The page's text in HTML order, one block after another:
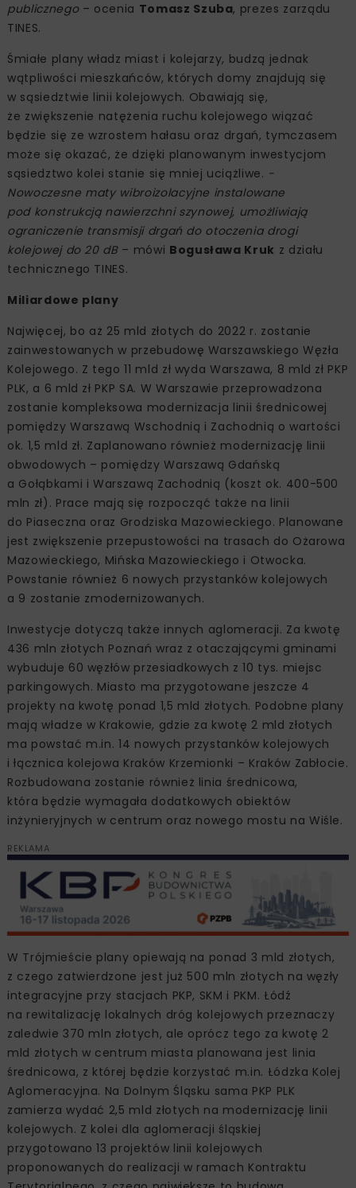
publicznego– ocenia Tomasz Szuba, prezes zarządu
TINES.
Śmiałe plany władz miast i kolejarzy, budzą jednak
wątpliwości mieszkańców, których domy znajdują się
w sąsiedztwie linii kolejowych. Obawiają się,
że zwiększenie natężenia ruchu kolejowego wiązać
będzie się ze wzrostem hałasu oraz drgań, tymczasem
może się okazać, że dzięki planowanym inwestycjom
sąsiedztwo kolei stanie się mniej uciążliwe. -
Nowoczesne maty wibroizolacyjne instalowane
pod konstrukcją nawierzchni szynowej, umożliwiają
ograniczenie transmisji drgań do otoczenia drogi
kolejowej do 20 dB – mówi Bogusława Kruk z działu
technicznego TINES.
Miliardowe plany
Najwięcej, bo aż 25 mld złotych do 2022 r. zostanie
zainwestowanych w przebudowę Warszawskiego Węzła
Kolejowego. Z tego 11 mld zł wyda Warszawa, 8 mld zł PKP
PLK, a 6 mld zł PKP SA. W Warszawie przeprowadzona
zostanie kompleksowa modernizacja linii średnicowej
pomiędzy Warszawą Wschodnią i Zachodnią o wartości
ok. 1,5 mld zł. Zaplanowano również modernizację linii
obwodowych – pomiędzy Warszawą Gdańską
a Gołąbkami i Warszawą Zachodnią (koszt ok. 400-500
mln zł). Prace mają się rozpocząć także na linii
do Piaseczna oraz Grodziska Mazowieckiego. Planowane
jest zwiększenie przepustowości na trasach do Ożarowa
Mazowieckiego, Mińska Mazowieckiego i Otwocka.
Powstanie również 6 nowych przystanków kolejowych
a 9 zostanie zmodernizowanych.
Inwestycje dotyczą także innych aglomeracji. Za kwotę
436 mln złotych Poznań wraz z otaczającymi gminami
wybuduje 60 węzłów przesiadkowych z 10 tys. miejsc
parkingowych. Miasto ma przygotowane jeszcze 4
projekty na kwotę ponad 1,5 mld złotych. Podobne plany
mają władze w Krakowie, gdzie za kwotę 2 mld złotych
ma powstać m.in. 14 nowych przystanków kolejowych
i łącznica kolejowa Kraków Krzemionki – Kraków Zabłocie.
Rozbudowana zostanie również linia średnicowa,
która będzie wymagała dodatkowych obiektów
inżynieryjnych w centrum oraz nowego mostu na Wiśle.
REKLAMA
W Trójmieście plany opiewają na ponad 3 mld złotych,
z czego zatwierdzone jest już 500 mln złotych na węzły
integracyjne przy stacjach PKP, SKM i PKM. Łódź
na rewitalizację lokalnych dróg kolejowych przeznaczy
zaledwie 370 mln złotych, ale oprócz tego za kwotę 2
mld złotych w centrum miasta planowana jest linia
średnicowa, z której będzie korzystać m.in. Łódzka Kolej
Aglomeracyjna. Na Dolnym Śląsku sama PKP PLK
zamierza wydać 2,5 mld złotych na modernizację linii
kolejowych. Z kolei dla aglomeracji śląskiej
przygotowano 13 projektów linii kolejowych
proponowanych do realizacji w ramach Kontraktu